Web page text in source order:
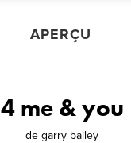
APERÇU
4 me & you
de garry bailey